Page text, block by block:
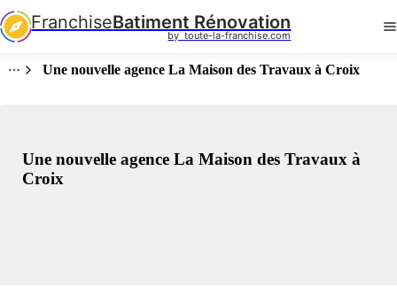
FranchiseBatiment Rénovation
by  toute-la-franchise.com
Une nouvelle agence La Maison des Travaux à Croix
Une nouvelle agence La Maison des Travaux à
Croix